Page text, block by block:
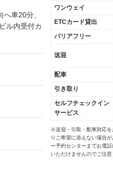
車20分、
ル内受付カ
ワンウェイ
ETCカード貸出
バリアフリー
送迎
配車
引き取り
セルフチェックイン
サービス
※送迎・引取・配車対応を
りご希望に添えない場合
ー予約センターまでお電
いただけませんのでご注意